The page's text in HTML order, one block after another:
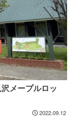
メープルロッ
2022.09.12